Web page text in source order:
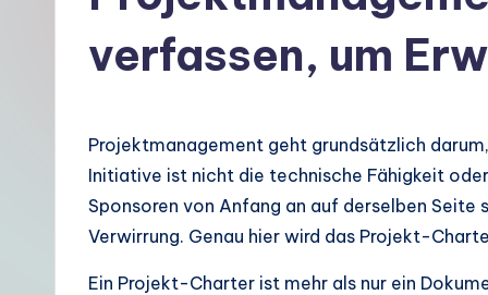
G
verfassen, um
Projektmanagement geht grundsätzlich
Initiative ist nicht die technische Fähigkeit
Sponsoren von Anfang an auf derselben Seite
Verwirrung. Genau hier wird das Projekt-
Ein Projekt-Charter ist mehr als nur ein